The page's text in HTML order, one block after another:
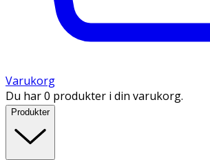
Varukorg
Du har 0 produkter i din varukorg.
Produkter